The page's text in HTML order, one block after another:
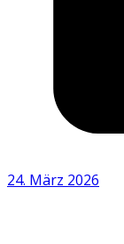
24. März 2026